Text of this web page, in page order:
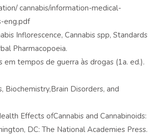
cannabis/information-medical-
eng.pdf
Inflorescence, Cannabis spp, Standards
Pharmacopoeia.
tempos de guerra às drogas (1a. ed.).
Biochemistry,Brain Disorders, and
Effects ofCannabis and Cannabinoids:
DC: The National Academies Press.